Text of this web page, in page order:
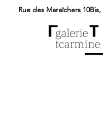
Rue des Maraîchers 10Bis,